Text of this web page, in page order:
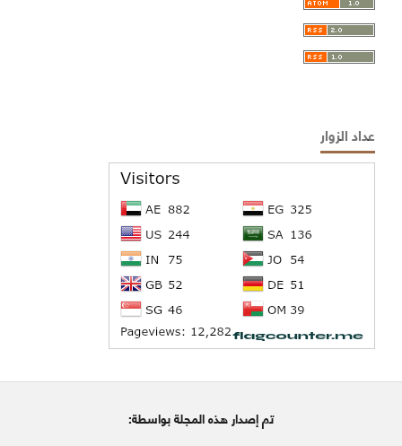
عداد الزوار
تم إصدار هذه المجلة بواسطة: